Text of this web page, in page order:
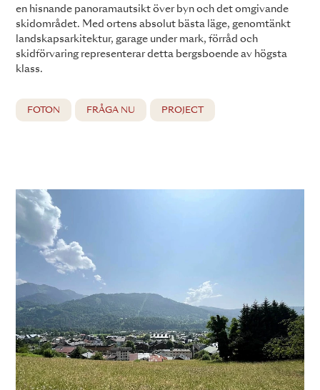
en hisnande panoramautsikt över byn och det omgivande
skidområdet. Med ortens absolut bästa läge, genomtänkt
landskapsarkitektur, garage under mark, förråd och
skidförvaring representerar detta bergsboende av högsta
klass.
FOTON FRÅGA NU PROJECT